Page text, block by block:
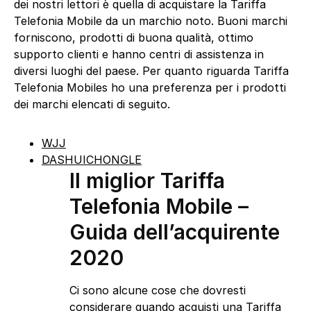
dei nostri lettori è quella di acquistare la Tariffa
Telefonia Mobile da un marchio noto. Buoni marchi
forniscono, prodotti di buona qualità, ottimo
supporto clienti e hanno centri di assistenza in
diversi luoghi del paese. Per quanto riguarda Tariffa
Telefonia Mobiles ho una preferenza per i prodotti
dei marchi elencati di seguito.
WJJ
DASHUICHONGLE
Il miglior Tariffa
Telefonia Mobile –
Guida dell’acquirente
2020
Ci sono alcune cose che dovresti
considerare quando acquisti una Tariffa